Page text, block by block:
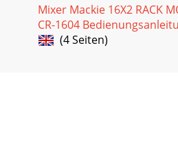
Seite 26 - Панель
Mackie DL1608. Краткое
на выходном измерителе (Рис. З) и
Mixer Mackie 16X2 RACK
CR-1604
(4 Seiten)